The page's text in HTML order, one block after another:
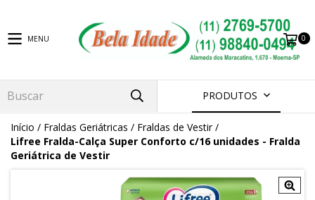
MENU 0
PRODUTOS
Início / Fraldas Geriátricas / Fraldas de Vestir /
Lifree Fralda-Calça Super Conforto c/16 unidades - Fralda
Geriátrica de Vestir